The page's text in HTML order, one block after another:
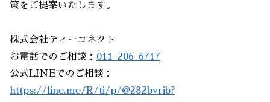
策をご提案いたします。
株式会社ティーコネクト
お電話でのご相談： 011-206-6717
公式LINEでのご相談：
https://line.me/R/ti/p/@282bvrib?